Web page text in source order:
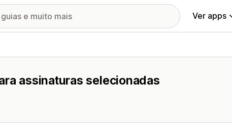
Ver apps
assinaturas selecionadas